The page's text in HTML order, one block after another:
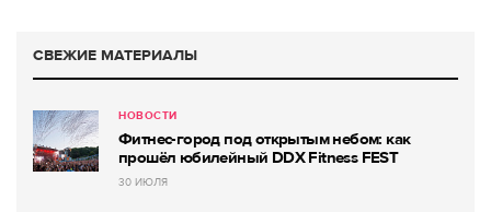
СВЕЖИЕ МАТЕРИАЛЫ
НОВОСТИ
Фитнес-город под открытым небом: как
прошёл юбилейный DDX Fitness FEST
30 ИЮЛЯ